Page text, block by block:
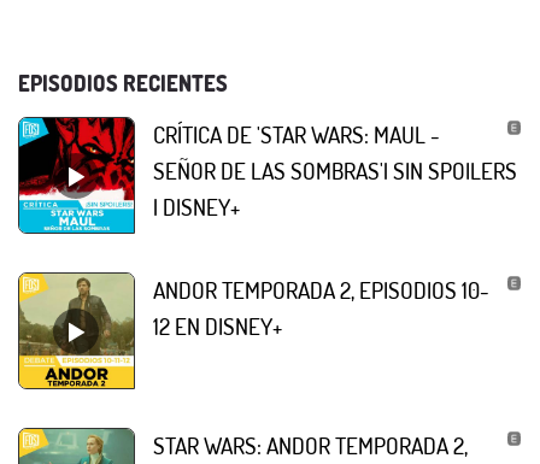
EPISODIOS RECIENTES
CRÍTICA DE 'STAR WARS: MAUL -
SEÑOR DE LAS SOMBRAS'| SIN SPOILERS
| DISNEY+
ANDOR TEMPORADA 2, EPISODIOS 10-
12 EN DISNEY+
STAR WARS: ANDOR TEMPORADA 2,